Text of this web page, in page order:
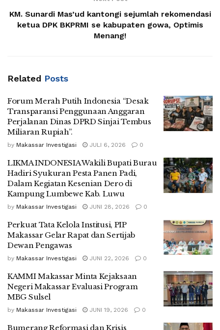
KM. Sunardi Mas’ud kantongi sejumlah rekomendasi
ketua DPK BKPRMI se kabupaten gowa, Optimis
Menang!
Related Posts
Forum Merah Putih Indonesia “Desak
Transparansi Penggunaan Anggaran
Perjalanan Dinas DPRD Sinjai Tembus
Miliaran Rupiah”.
by Makassar Investigasi JULI 6, 2026 0
LIKMA INDONESIA Wakili Bupati Burau
Hadiri Syukuran Pesta Panen Padi,
Dalam Kegiatan Kesenian Dero di
Kampung Lumbewe Kab. Luwu
by Makassar Investigasi JUNI 28, 2026 0
Perkuat Tata Kelola Institusi, PIP
Makassar Gelar Rapat dan Sertijab
Dewan Pengawas
by Makassar Investigasi JUNI 22, 2026 0
KAMMI Makassar Minta Kejaksaan
Negeri Makassar Evaluasi Program
MBG Sulsel
by Makassar Investigasi JUNI 19, 2026 0
Bumerang Reformasi dan Krisis